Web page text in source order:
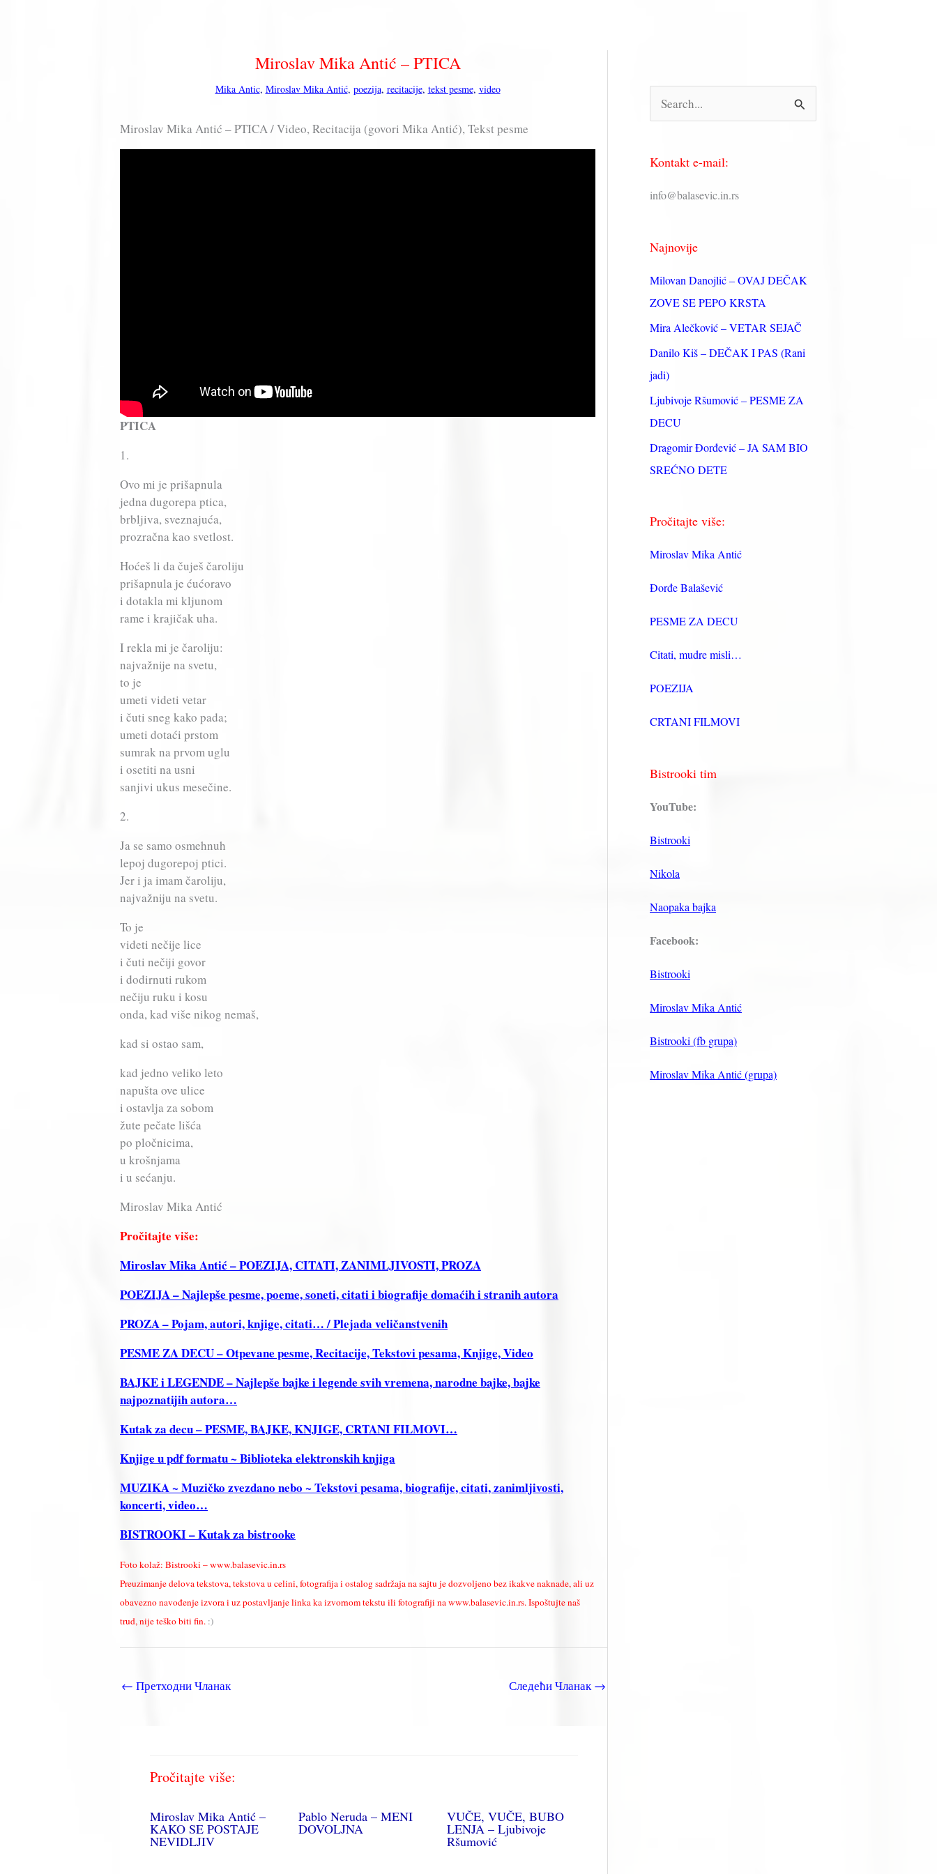
Miroslav Mika Antić – PTICA
Mika Antic, Miroslav Mika Antić, poezija, recitacije, tekst pesme, video
Miroslav Mika Antić – PTICA / Video, Recitacija (govori Mika Antić), Tekst pesme
PTICA
1.
Ovo mi je prišapnula
jedna dugorepa ptica,
brbljiva, sveznajuća,
prozračna kao svetlost.
Hoćeš li da čuješ čaroliju
prišapnula je ćućoravo
i dotakla mi kljunom
rame i krajičak uha.
I rekla mi je čaroliju:
najvažnije na svetu,
to je
umeti videti vetar
i čuti sneg kako pada;
umeti dotaći prstom
sumrak na prvom uglu
i osetiti na usni
sanjivi ukus mesečine.
2.
Ja se samo osmehnuh
lepoj dugorepoj ptici.
Jer i ja imam čaroliju,
najvažniju na svetu.
To je
videti nečije lice
i čuti nečiji govor
i dodirnuti rukom
nečiju ruku i kosu
onda, kad više nikog nemaš,
kad si ostao sam,
kad jedno veliko leto
napušta ove ulice
i ostavlja za sobom
žute pečate lišća
po pločnicima,
u krošnjama
i u sećanju.
Miroslav Mika Antić
Pročitajte više:
Miroslav Mika Antić – POEZIJA, CITATI, ZANIMLJIVOSTI, PROZA
POEZIJA – Najlepše pesme, poeme, soneti, citati i biografije domaćih i stranih autora
PROZA – Pojam, autori, knjige, citati… / Plejada veličanstvenih
PESME ZA DECU – Otpevane pesme, Recitacije, Tekstovi pesama, Knjige, Video
BAJKE i LEGENDE – Najlepše bajke i legende svih vremena, narodne bajke, bajke
najpoznatijih autora…
Kutak za decu – PESME, BAJKE, KNJIGE, CRTANI FILMOVI…
Knjige u pdf formatu ~ Biblioteka elektronskih knjiga
MUZIKA ~ Muzičko zvezdano nebo ~ Tekstovi pesama, biografije, citati, zanimljivosti,
koncerti, video…
BISTROOKI – Kutak za bistrooke
Foto kolaž: Bistrooki – www.balasevic.in.rs
Preuzimanje delova tekstova, tekstova u celini, fotografija i ostalog sadržaja na sajtu je dozvoljeno bez ikakve naknade, ali uz
obavezno navođenje izvora i uz postavljanje linka ka izvornom tekstu ili fotografiji na www.balasevic.in.rs. Ispoštujte naš
trud, nije teško biti fin. :)
← Претходни Чланак Следећи Чланак→
Pročitajte više:
Miroslav Mika Antić –
KAKO SE POSTAJE
NEVIDLJIV
Pablo Neruda – MENI
DOVOLJNA
VUČE, VUČE, BUBO
LENJA – Ljubivoje
Ršumović
р
т
а
з
а
Kontakt e-mail:
info@balasevic.in.rs
Najnovije
Milovan Danojlić – OVAJ DEČAK
ZOVE SE PEPO KRSTA
Mira Alečković – VETAR SEJAČ
Danilo Kiš – DEČAK I PAS (Rani
jadi)
Ljubivoje Ršumović – PESME ZA
DECU
Dragomir Đorđević – JA SAM BIO
SREĆNO DETE
Pročitajte više:
Miroslav Mika Antić
Đorđe Balašević
PESME ZA DECU
Citati, mudre misli…
POEZIJA
CRTANI FILMOVI
Bistrooki tim
YouTube:
Bistrooki
Nikola
Naopaka bajka
Facebook:
Bistrooki
Miroslav Mika Antić
Bistrooki (fb grupa)
Miroslav Mika Antić (grupa)